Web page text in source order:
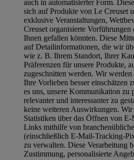
auch in automatisierter Form.
sich auf Produkte von Le Creuset
exklusive Veranstaltungen,
Creuset organisierte Vorführungen
Ihnen gefallen könnten. Diese
auf Detailinformationen, die wir
wie z. B. Ihrem Standort, Ihrer
Präferenzen für unsere Produkte,
zugeschnitten werden. Wir
Ihre Vorlieben besser einschätzen
es uns, unsere Kommunikation zu
relevanter und interessanter zu
keine weiteren Auswirkungen. Wir
Statistiken über das Öffnen von
Links mithilfe von
(einschließlich E-Mail-Tracking-
zu verwalten. Diese Verarbeitung
Zustimmung, personalisierte